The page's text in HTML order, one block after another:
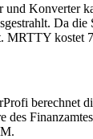
Da
MRTTY kostet